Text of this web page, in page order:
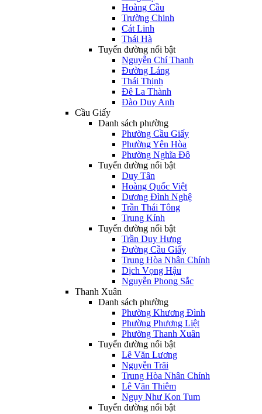
Hoàng Cầu
Trường Chinh
Cát Linh
Thái Hà
Tuyến đường nổi bật
Nguyễn Chí Thanh
Đường Láng
Thái Thịnh
Đê La Thành
Đào Duy Anh
Cầu Giấy
Danh sách phường
Phường Cầu Giấy
Phường Yên Hòa
Phường Nghĩa Đô
Tuyến đường nổi bật
Duy Tân
Hoàng Quốc Việt
Dương Đình Nghệ
Trần Thái Tông
Trung Kính
Tuyến đường nổi bật
Trần Duy Hưng
Đường Cầu Giấy
Trung Hòa Nhân Chính
Dịch Vọng Hậu
Nguyễn Phong Sắc
Thanh Xuân
Danh sách phường
Phường Khương Đình
Phường Phương Liệt
Phường Thanh Xuân
Tuyến đường nổi bật
Lê Văn Lương
Nguyễn Trãi
Trung Hòa Nhân Chính
Lê Văn Thiêm
Ngụy Như Kon Tum
Tuyến đường nổi bật